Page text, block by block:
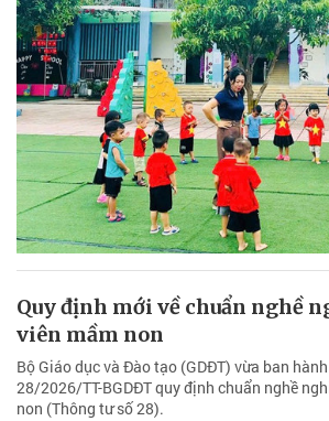
Quy định mới về chuẩn nghề
viên mầm non
Bộ Giáo dục và Đào tạo (GDĐT) vừa ban
28/2026/TT-BGDĐT quy định chuẩn nghề
non (Thông tư số 28).